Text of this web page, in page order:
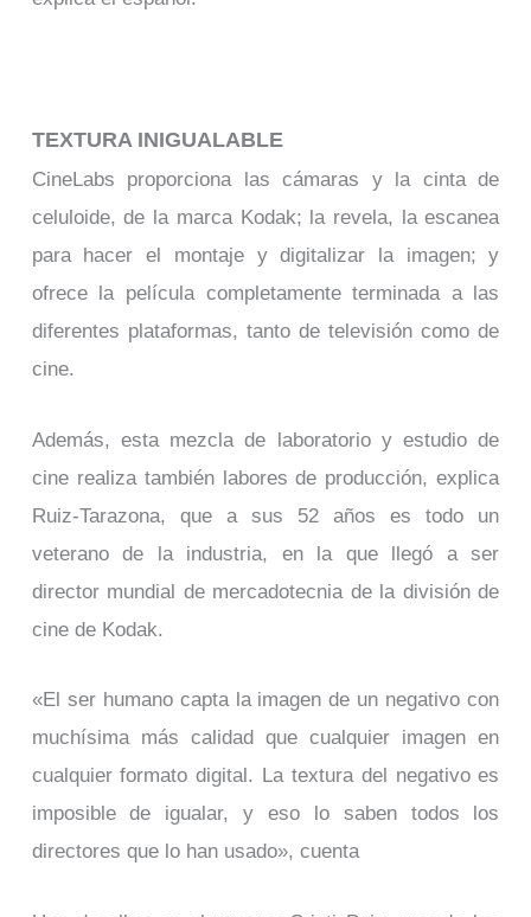
TEXTURA INIGUALABLE
CineLabs proporciona las cámaras y la cinta de
celuloide, de la marca Kodak; la revela, la escanea
para hacer el montaje y digitalizar la imagen; y
ofrece la película completamente terminada a las
diferentes plataformas, tanto de televisión como de
cine.
Además, esta mezcla de laboratorio y estudio de
cine realiza también labores de producción, explica
Ruiz-Tarazona, que a sus 52 años es todo un
veterano de la industria, en la que llegó a ser
director mundial de mercadotecnia de la división de
cine de Kodak.
«El ser humano capta la imagen de un negativo con
muchísima más calidad que cualquier imagen en
cualquier formato digital. La textura del negativo es
imposible de igualar, y eso lo saben todos los
directores que lo han usado», cuenta